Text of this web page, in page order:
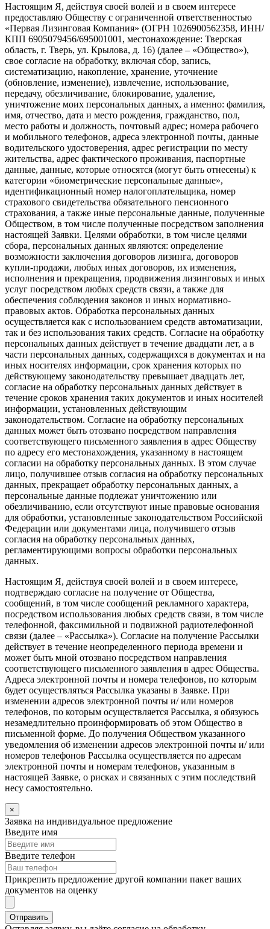
Настоящим Я, действуя своей волей и в своем интересе
предоставляю Обществу с ограниченной ответственностью
«Первая Лизинговая Компания» (ОГРН 1026900562358, ИНН/
КПП 6905079456/695001001, местонахождение: Тверская
область, г. Тверь, ул. Крылова, д. 16) (далее – «Общество»),
свое согласие на обработку, включая сбор, запись,
систематизацию, накопление, хранение, уточнение
(обновление, изменение), извлечение, использование,
передачу, обезличивание, блокирование, удаление,
уничтожение моих персональных данных, а именно: фамилия,
имя, отчество, дата и место рождения, гражданство, пол,
место работы и должность, почтовый адрес; номера рабочего
и мобильного телефонов, адреса электронной почты, данные
водительского удостоверения, адрес регистрации по месту
жительства, адрес фактического проживания, паспортные
данные, данные, которые относятся (могут быть отнесены) к
категории «биометрические персональные данные»,
идентификационный номер налогоплательщика, номер
страхового свидетельства обязательного пенсионного
страхования, а также иные персональные данные, полученные
Обществом, в том числе полученные посредством заполнения
настоящей Заявки. Целями обработки, в том числе целями
сбора, персональных данных являются: определение
возможности заключения договоров лизинга, договоров
купли-продажи, любых иных договоров, их изменения,
исполнения и прекращения, продвижения лизинговых и иных
услуг посредством любых средств связи, а также для
обеспечения соблюдения законов и иных нормативно-
правовых актов. Обработка персональных данных
осуществляется как с использованием средств автоматизации,
так и без использования таких средств. Согласие на обработку
персональных данных действует в течение двадцати лет, а в
части персональных данных, содержащихся в документах и на
иных носителях информации, срок хранения которых по
действующему законодательству превышает двадцать лет,
согласие на обработку персональных данных действует в
течение сроков хранения таких документов и иных носителей
информации, установленных действующим
законодательством. Согласие на обработку персональных
данных может быть отозвано посредством направления
соответствующего письменного заявления в адрес Обществу
по адресу его местонахождения, указанному в настоящем
согласии на обработку персональных данных. В этом случае
лицо, получившее отзыв согласия на обработку персональных
данных, прекращает обработку персональных данных, а
персональные данные подлежат уничтожению или
обезличиванию, если отсутствуют иные правовые основания
для обработки, установленные законодательством Российской
Федерации или документами лица, получившего отзыв
согласия на обработку персональных данных,
регламентирующими вопросы обработки персональных
данных.
Настоящим Я, действуя своей волей и в своем интересе,
подтверждаю согласие на получение от Общества,
сообщений, в том числе сообщений рекламного характера,
посредством использования любых средств связи, в том числе
телефонной, факсимильной и подвижной радиотелефонной
связи (далее – «Рассылка»). Согласие на получение Рассылки
действует в течение неопределенного периода времени и
может быть мной отозвано посредством направления
соответствующего письменного заявления в адрес Общества.
Адреса электронной почты и номера телефонов, по которым
будет осуществляться Рассылка указаны в Заявке. При
изменении адресов электронной почты и/ или номеров
телефонов, по которым осуществляется Рассылка, я обязуюсь
незамедлительно проинформировать об этом Общество в
письменной форме. До получения Обществом указанного
уведомления об изменении адресов электронной почты и/ или
номеров телефонов Рассылка осуществляется по адресам
электронной почты и номерам телефонов, указанным в
настоящей Заявке, о рисках и связанных с этим последствий
несу самостоятельно.
×
Заявка на индивидуальное предложение
Введите имя
Введите телефон
Прикрепить предложение другой компании пакет ваших
документов на оценку
Отправить